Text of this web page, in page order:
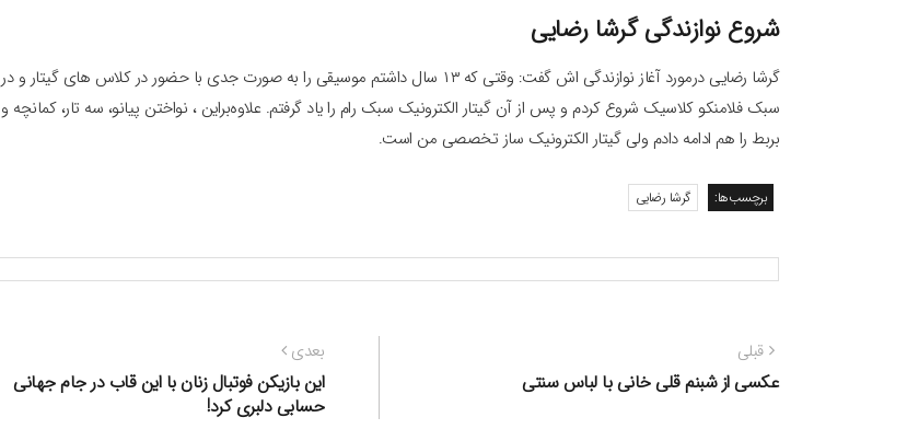
شروع نوازندگی گرشا رضایی
گرشا رضایی درمورد آغاز نوازندگی اش گفت: وقتی که ۱۳ سال داشتم موسیقی را به صورت جدی با حضور در کلاس های گیتار و در
سبک فلامنکو کلاسیک شروع کردم و پس از آن گیتار الکترونیک سبک رام را یاد گرفتم. علاوه‌براین ، نواختن پیانو، سه تار، کمانچه و
بربط را هم ادامه دادم ولی گیتار الکترونیک ساز تخصصی من است.
برچسب‌ها: گرشا رضایی
راهبری
نوشته
قبلی
قبلی:
عکسی از شبنم قلی خانی با لباس سنتی
بعدی
بعدی:
این بازیکن فوتبال زنان با این قاب در جام جهانی
حسابی دلبری کرد!